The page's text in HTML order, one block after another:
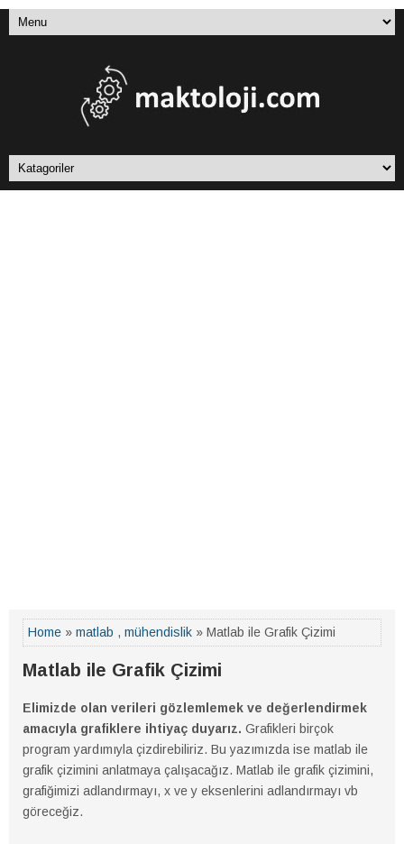
Home » matlab , mühendislik » Matlab ile Grafik Çizimi
Matlab ile Grafik Çizimi
Elimizde olan verileri gözlemlemek ve değerlendirmek
amacıyla grafiklere ihtiyaç duyarız. Grafikleri birçok
program yardımıyla çizdirebiliriz. Bu yazımızda ise matlab ile
grafik çizimini anlatmaya çalışacağız. Matlab ile grafik çizimini,
grafiğimizi adlandırmayı, x ve y eksenlerini adlandırmayı vb
göreceğiz.